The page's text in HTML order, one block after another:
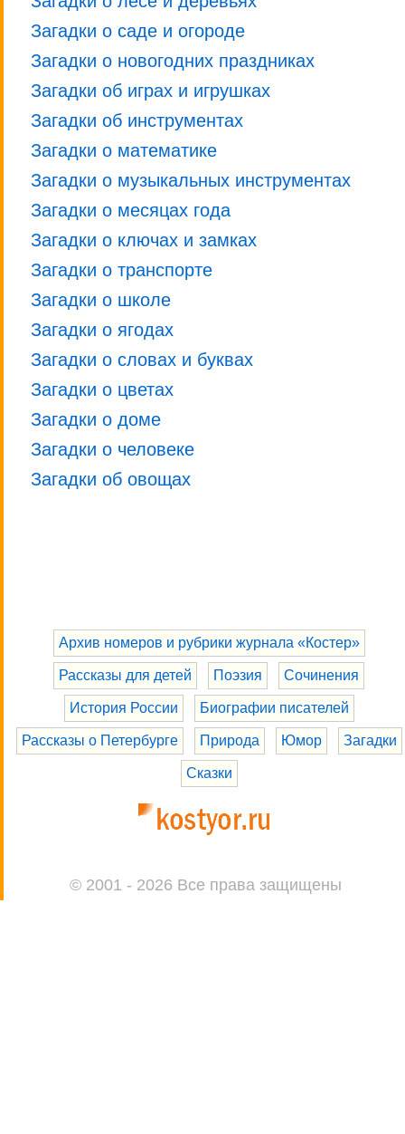
Загадки о саде и огороде
Загадки о новогодних праздниках
Загадки об играх и игрушках
Загадки об инструментах
Загадки о математике
Загадки о музыкальных инструментах
Загадки о месяцах года
Загадки о ключах и замках
Загадки о транспорте
Загадки о школе
Загадки о ягодах
Загадки о словах и буквах
Загадки о цветах
Загадки о доме
Загадки о человеке
Загадки об овощах
Архив номеров и рубрики журнала «Костер»
Рассказы для детей Поэзия Сочинения
История России Биографии писателей
Рассказы о Петербурге Природа Юмор Загадки
Сказки
© 2001 - 2026 Все права защищены